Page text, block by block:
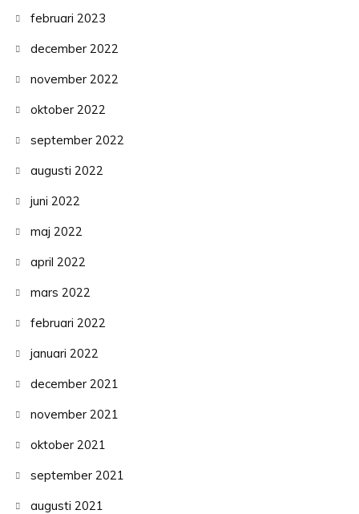
februari 2023
december 2022
november 2022
oktober 2022
september 2022
augusti 2022
juni 2022
maj 2022
april 2022
mars 2022
februari 2022
januari 2022
december 2021
november 2021
oktober 2021
september 2021
augusti 2021